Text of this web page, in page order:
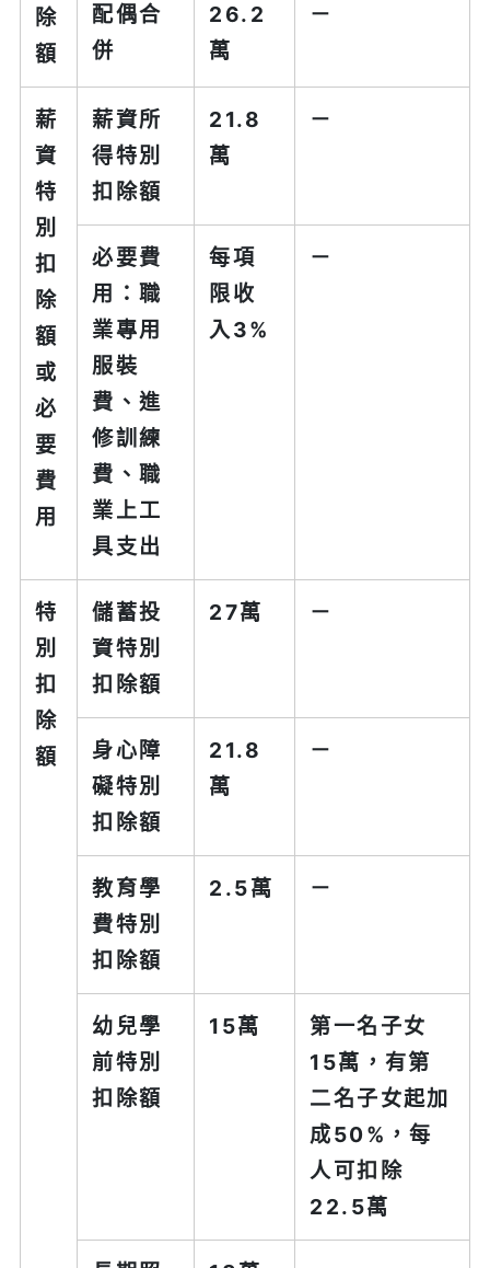
除
額
配偶合
併
26.2
萬
－
薪
資
特
別
扣
除
額
或
必
要
費
用
薪資所
得特別
扣除額
21.8
萬
－
必要費
用：職
業專用
服裝
費、進
修訓練
費、職
業上工
具支出
每項
限收
入3%
－
特
別
扣
除
額
儲蓄投
資特別
扣除額
27萬 －
身心障
礙特別
扣除額
21.8
萬
－
教育學
費特別
扣除額
2.5萬 －
幼兒學
前特別
扣除額
15萬
第一名子女
15萬，有第
二名子女起加
成50%，每
人可扣除
22.5萬